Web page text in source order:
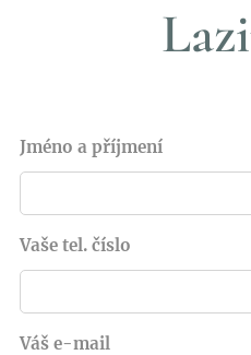
Jméno a příjmení
Vaše tel. číslo
Váš e-mail